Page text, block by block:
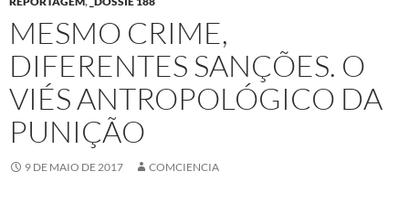
MESMO CRIME,
DIFERENTES SANÇÕES. O
VIÉS ANTROPOLÓGICO DA
PUNIÇÃO
9 DE MAIO DE 2017 COMCIENCIA